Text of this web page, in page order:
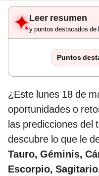
Leer resumen
y puntos destacados de
Puntos
¿Este lunes 18 de
oportunidades o
las predicciones del
descubre lo que le
Tauro, Géminis,
Escorpio,